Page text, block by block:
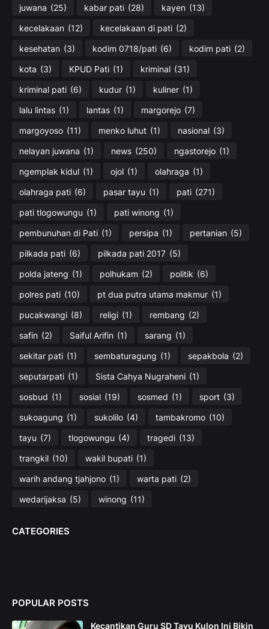
juwana (25) kabar pati (28) kayen (13)
kecelakaan (12) kecelakaan di pati (2)
kesehatan (3) kodim 0718/pati (6) kodim pati (2)
kota (3) KPUD Pati (1) kriminal (31)
kriminal pati (6) kudur (1) kuliner (1)
lalu lintas (1) lantas (1) margorejo (7)
margoyoso (11) menko luhut (1) nasional (3)
nelayan juwana (1) news (250) ngastorejo (1)
ngemplak kidul (1) ojol (1) olahraga (1)
olahraga pati (6) pasar tayu (1) pati (271)
pati tlogowungu (1) pati winong (1)
pembunuhan di Pati (1) persipa (1) pertanian (5)
pilkada pati (6) pilkada pati 2017 (5)
polda jateng (1) polhukam (2) politik (6)
polres pati (10) pt dua putra utama makmur (1)
pucakwangi (8) religi (1) rembang (2)
safin (2) Saiful Arifin (1) sarang (1)
sekitar pati (1) sembaturagung (1) sepakbola (2)
seputarpati (1) Sista Cahya Nugraheni (1)
sosbud (1) sosial (19) sosmed (1) sport (3)
sukoagung (1) sukolilo (4) tambakromo (10)
tayu (7) tlogowungu (4) tragedi (13)
trangkil (10) wakil bupati (1)
warih andang tjahjono (1) warta pati (2)
wedarijaksa (5) winong (11)
CATEGORIES
POPULAR POSTS
Kecantikan Guru SD Tayu Kulon Ini Bikin